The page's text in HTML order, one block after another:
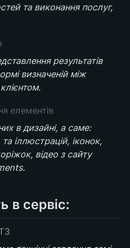
та виконання послуг,
результатів
визначеній між
елементів
в дизайні, а саме:
іллюстрацій, іконок,
відео з сайту
в сервіс: